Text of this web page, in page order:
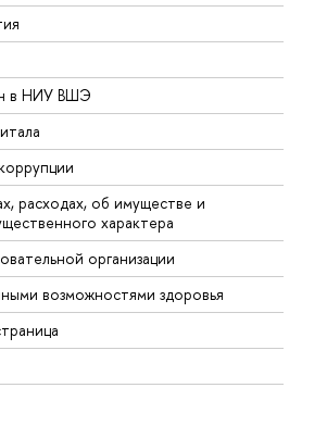
в НИУ ВШЭ
расходах, об имуществе и
характера
организации
возможностями здоровья